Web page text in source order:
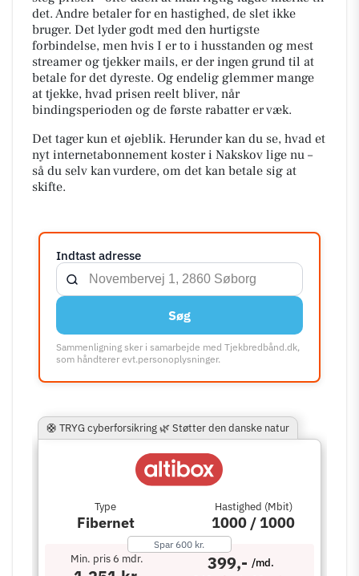
det. Andre betaler for en hastighed, de slet ikke
bruger. Det lyder godt med den hurtigste
forbindelse, men hvis I er to i husstanden og mest
streamer og tjekker mails, er der ingen grund til at
betale for det dyreste. Og endelig glemmer mange
at tjekke, hvad prisen reelt bliver, når
bindingsperioden og de første rabatter er væk.
Det tager kun et øjeblik. Herunder kan du se, hvad et
nyt internetabonnement koster i Nakskov lige nu –
så du selv kan vurdere, om det kan betale sig at
skifte.